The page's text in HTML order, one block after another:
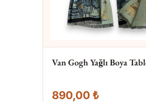
Van Gogh Yağlı Boya
890,00 ₺